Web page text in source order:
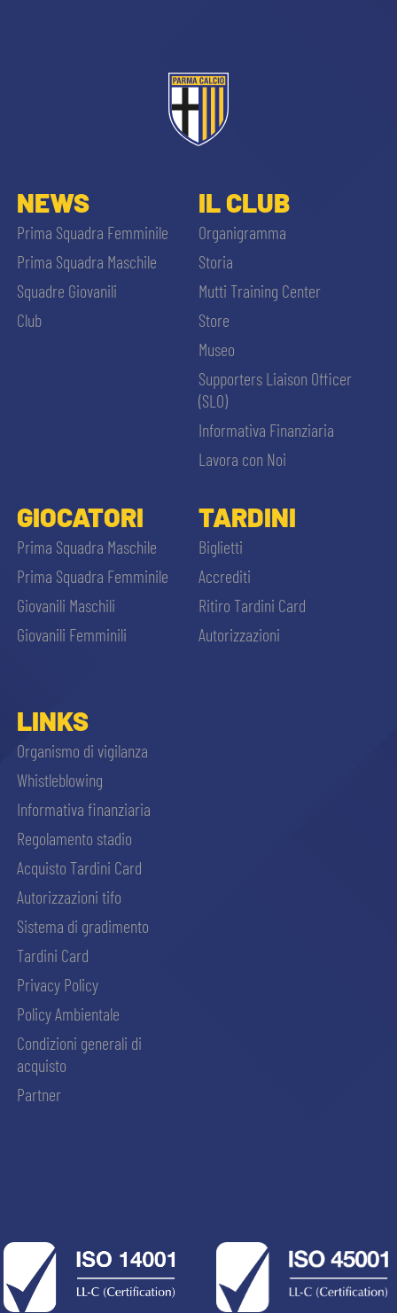
NEWS
Prima Squadra Femminile
Prima Squadra Maschile
Squadre Giovanili
Club
IL CLUB
Organigramma
Storia
Mutti Training Center
Store
Museo
Supporters Liaison Officer
(SLO)
Informativa Finanziaria
Lavora con Noi
GIOCATORI
Prima Squadra Maschile
Prima Squadra Femminile
Giovanili Maschili
Giovanili Femminili
TARDINI
Biglietti
Accrediti
Ritiro Tardini Card
Autorizzazioni
LINKS
Organismo di vigilanza
Whistleblowing
Informativa finanziaria
Regolamento stadio
Acquisto Tardini Card
Autorizzazioni tifo
Sistema di gradimento
Tardini Card
Privacy Policy
Policy Ambientale
Condizioni generali di
acquisto
Partner